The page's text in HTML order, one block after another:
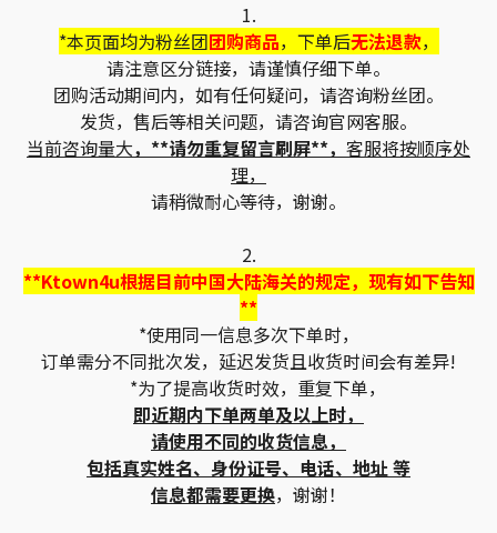
1.
*本页面均为粉丝团团购商品，下单后无法退款，
请注意区分链接，请谨慎仔细下单。
团购活动期间内，如有任何疑问，请咨询粉丝团。
发货，售后等相关问题，请咨询官网客服。
当前咨询量大，**请勿重复留言刷屏**， 客服将按顺序处
理，
请稍微耐心等待，谢谢。
2.
**Ktown4u根据目前中国大陆海关的规定，现有如下告知
**
*使用同一信息多次下单时，
订单需分不同批次发，延迟发货且收货时间会有差异!
*为了提高收货时效，重复下单，
即近期内下单两单及以上时，
请使用不同的收货信息，
包括真实姓名、身份证号、电话、地址 等
信息都需要更换，谢谢！